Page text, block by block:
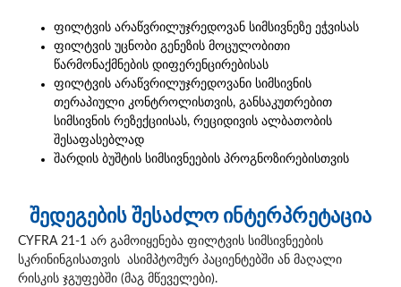
ფილტვის არაწვრილუჯრედოვან სიმსივნეზე ეჭვისას
ფილტვის უცნობი გენეზის მოცულობითი
წარმონაქმნების დიფერენცირებისას
ფილტვის არაწვრილუჯრედოვანი სიმსივნის
თერაპიული კონტროლისთვის, განსაკუთრებით
სიმსივნის რეზექციისას, რეციდივის ალბათობის
შესაფასებლად
შარდის ბუშტის სიმსივნეების პროგნოზირებისთვის
შედეგების შესაძლო ინტერპრეტაცია
CYFRA 21-1 არ გამოიყენება ფილტვის სიმსივნეების
სკრინინგისათვის ასიმპტომურ პაციენტებში ან მაღალი
რისკის ჯგუფებში (მაგ მწეველები).